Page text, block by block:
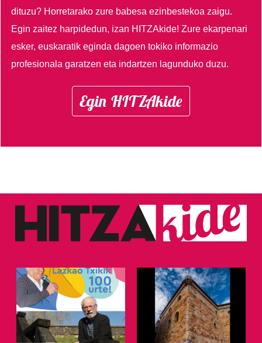
dituzu? Horretarako zure babesa ezinbestekoa zaigu.
Egin zaitez harpidedun, izan HITZAkide!Zure ekarpenari
esker, euskaratik eginda dagoen tokiko informazio
profesionala garatzen eta indartzen lagunduko duzu.
Egin HITZAkide